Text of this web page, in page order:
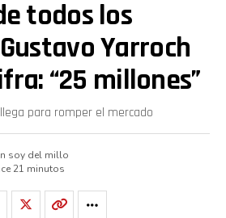
todos los
Yarroch
“25 millones”
para romper el mercado
soy del millo
21 minutos